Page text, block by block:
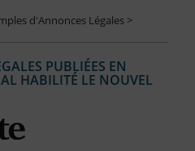
d'Annonces Légales >
PUBLIÉES EN
HABILITÉ LE NOUVEL